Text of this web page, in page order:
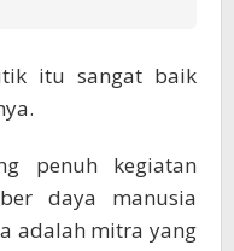
itu sangat baik
penuh kegiatan
daya manusia
adalah mitra yang